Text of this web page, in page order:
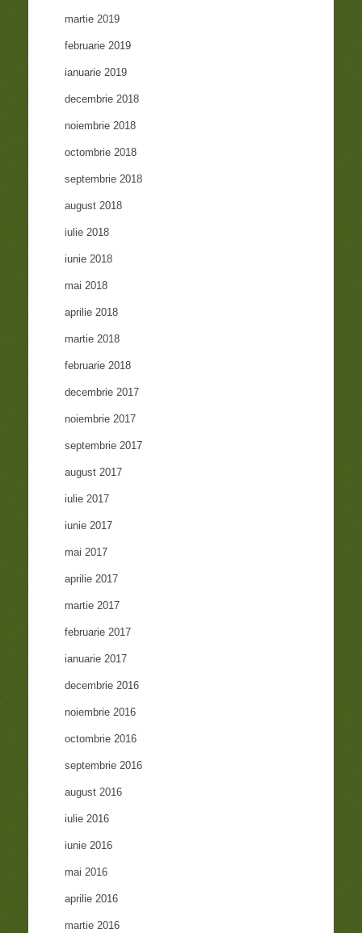
martie 2019
februarie 2019
ianuarie 2019
decembrie 2018
noiembrie 2018
octombrie 2018
septembrie 2018
august 2018
iulie 2018
iunie 2018
mai 2018
aprilie 2018
martie 2018
februarie 2018
decembrie 2017
noiembrie 2017
septembrie 2017
august 2017
iulie 2017
iunie 2017
mai 2017
aprilie 2017
martie 2017
februarie 2017
ianuarie 2017
decembrie 2016
noiembrie 2016
octombrie 2016
septembrie 2016
august 2016
iulie 2016
iunie 2016
mai 2016
aprilie 2016
martie 2016